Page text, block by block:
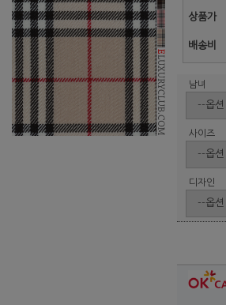
상품가
배송비
남녀
사이즈
디자인